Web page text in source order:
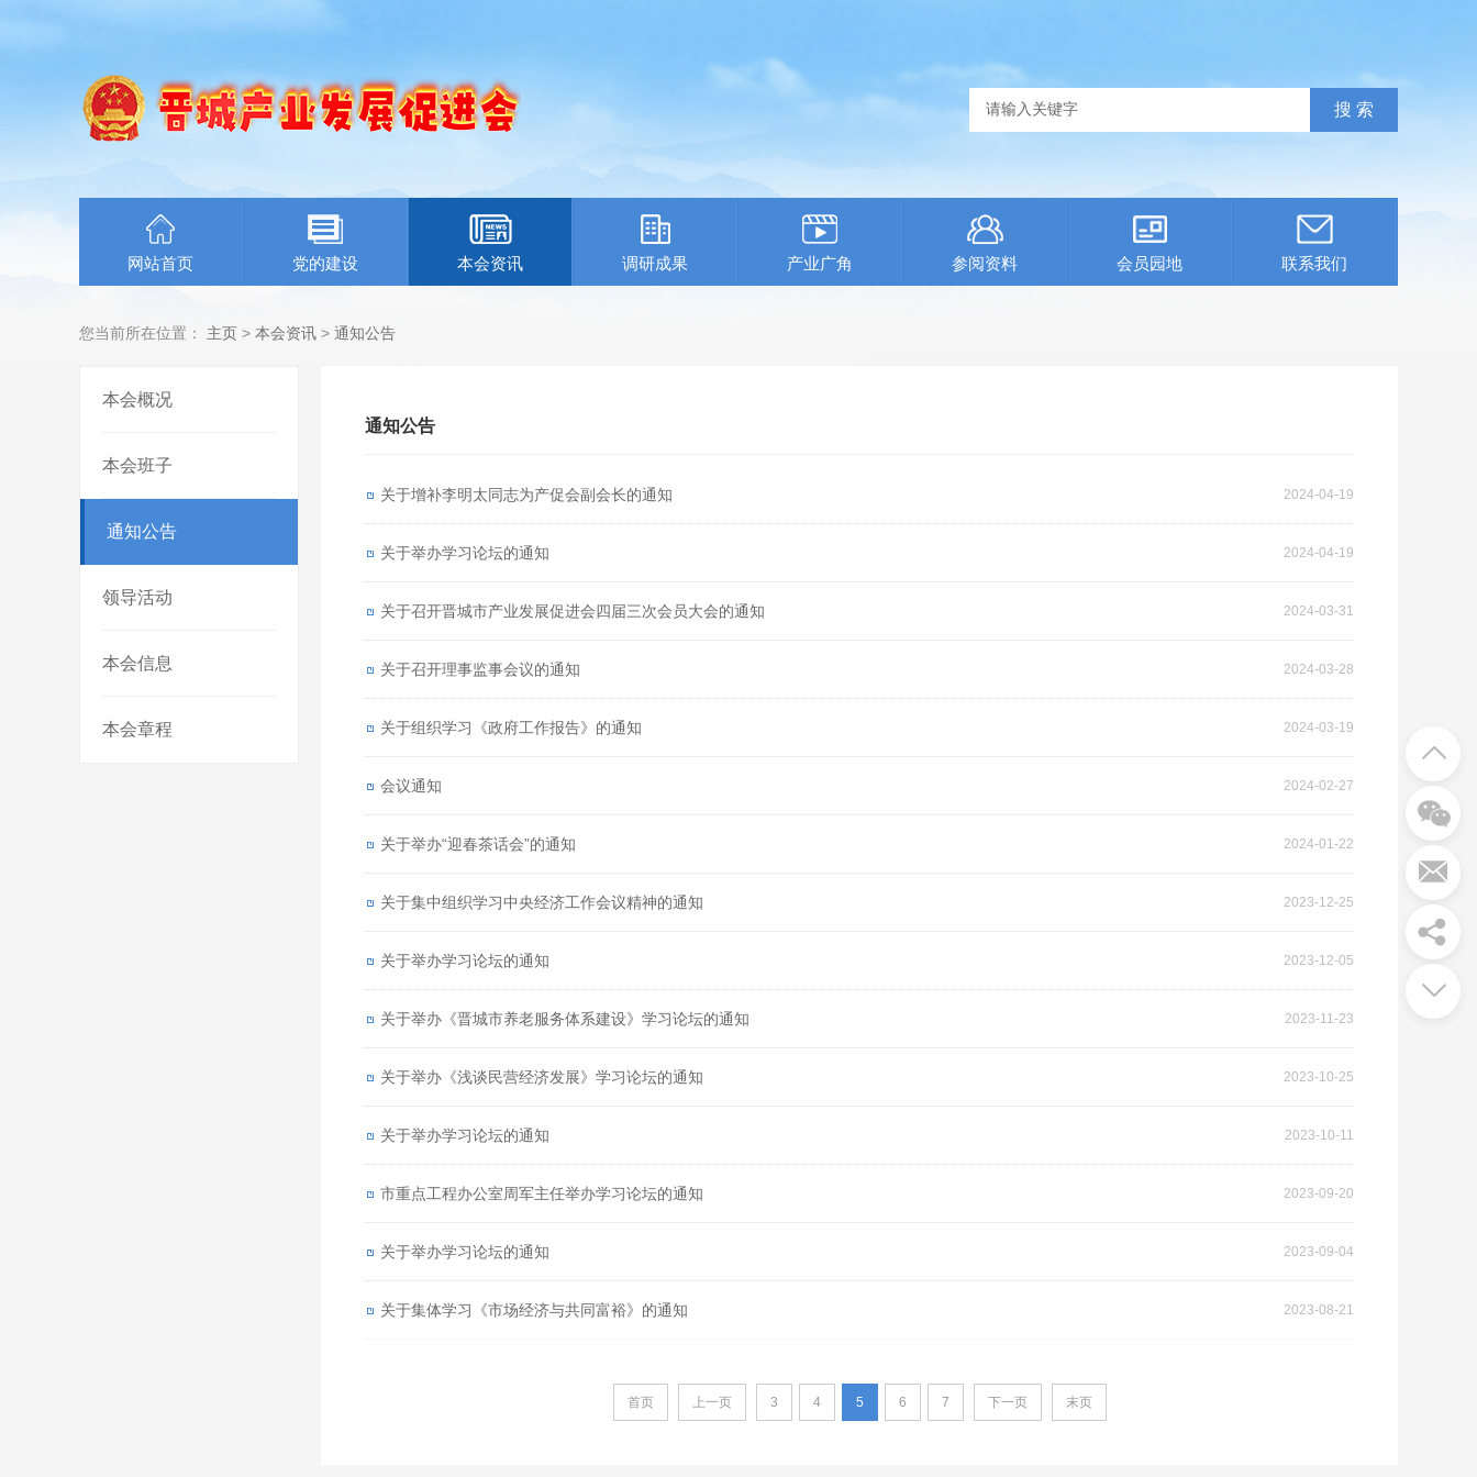
网站首页 党的建设 本会资讯 调研成果 产业广角 参阅资料 会员园地 联系我们
您当前所在位置： 主页 > 本会资讯 > 通知公告
本会概况
本会班子
通知公告
领导活动
本会信息
本会章程
通知公告
关于增补李明太同志为产促会副会长的通知 2024-04-19
关于举办学习论坛的通知 2024-04-19
关于召开晋城市产业发展促进会四届三次会员大会的通知 2024-03-31
关于召开理事监事会议的通知 2024-03-28
关于组织学习《政府工作报告》的通知 2024-03-19
会议通知 2024-02-27
关于举办“迎春茶话会”的通知 2024-01-22
关于集中组织学习中央经济工作会议精神的通知 2023-12-25
关于举办学习论坛的通知 2023-12-05
关于举办《晋城市养老服务体系建设》学习论坛的通知 2023-11-23
关于举办《浅谈民营经济发展》学习论坛的通知 2023-10-25
关于举办学习论坛的通知 2023-10-11
市重点工程办公室周军主任举办学习论坛的通知 2023-09-20
关于举办学习论坛的通知 2023-09-04
关于集体学习《市场经济与共同富裕》的通知 2023-08-21
首页 上一页 3 4 5 6 7 下一页 末页